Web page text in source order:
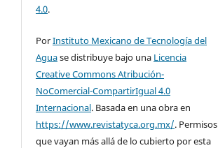
4.0.
PorInstituto Mexicano de Tecnología del
Aguase distribuye bajo una Licencia
Creative Commons Atribución-
NoComercial-CompartirIgual 4.0
Internacional. Basada en una obra en
https://www.revistatyca.org.mx/. Permisos
que vayan más allá de lo cubierto por esta